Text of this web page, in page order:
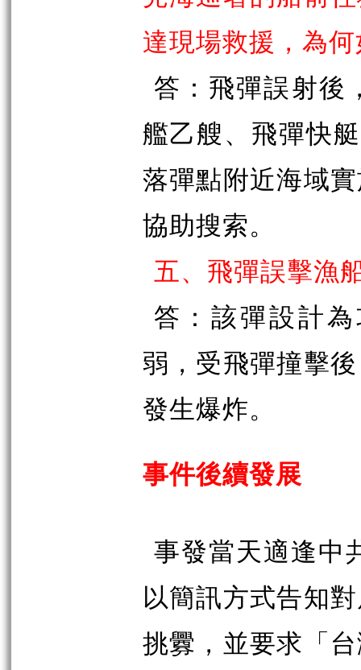
達現場救援，為
答：飛彈誤射後
艦乙艘、飛彈快
落彈點附近海域
協助搜索。
五、飛彈誤擊漁
答：該彈設計
弱，受飛彈撞擊
發生爆炸。
事件後續發展
事發當天適逢中
以簡訊方式告知
挑釁，並要求「